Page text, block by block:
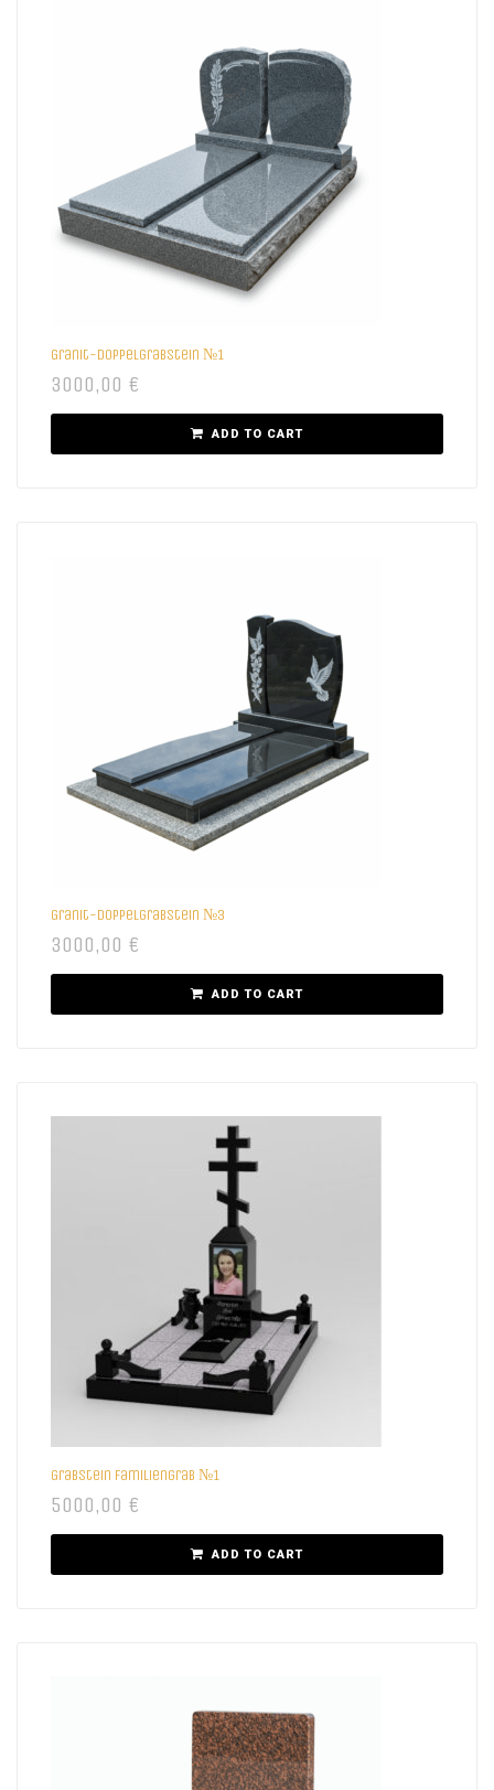
Granit-Doppelgrabstein №1
3000,00 €
ADD TO CART
Granit-Doppelgrabstein №3
3000,00 €
ADD TO CART
Grabstein Familiengrab №1
5000,00 €
ADD TO CART